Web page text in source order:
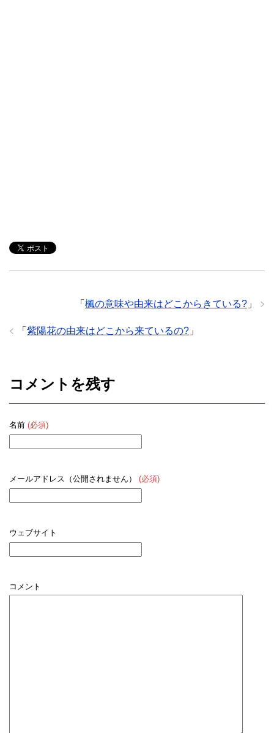
「 楓の意味や由来はどこからきている? 」
「 紫陽花の由来はどこから来ているの? 」
コメントを残す
名前 (必須)
メールアドレス（公開されません） (必須)
ウェブサイト
コメント